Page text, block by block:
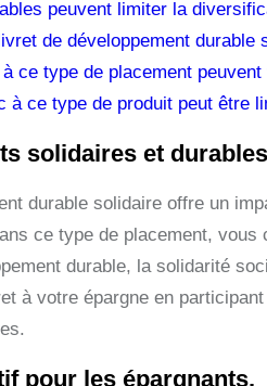
peuvent limiter la
de développement
ce type de placement
à ce type de produit peut être
solidaires et
durable solidaire offre un
ce type de placement,
durable, la solidarité
à votre épargne en
pour les épargnants.